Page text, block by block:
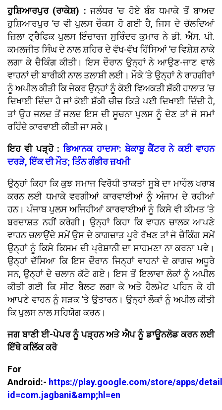
ਹੁਸ਼ਿਆਰਪੁਰ (ਰਾਕੇਸ਼) : ਜਲੰਧਰ ’ਚ ਹੋਏ ਬੰਬ ਧਮਾਕੇ ਤੋਂ ਬਾਅਦ
ਹੁਸ਼ਿਆਰਪੁਰ ’ਚ ਵੀ ਪੁਲਸ ਚੌਕਸ ਹੋ ਗਈ ਹੈ, ਜਿਸ ਦੇ ਚੱਲਦਿਆਂ
ਜ਼ਿਲਾ ਟ੍ਰੈਫਿਕ ਪੁਲਸ ਇੰਚਾਰਜ ਸੁਰਿੰਦਰ ਕੁਮਾਰ ਨੇ ਡੀ. ਐੱਸ. ਪੀ.
ਕਮਲਜੀਤ ਸਿੰਘ ਦੇ ਨਾਲ ਸ਼ਹਿਰ ਦੇ ਵੱਖ-ਵੱਖ ਹਿੱਸਿਆਂ ’ਚ ਵਿਸ਼ੇਸ਼ ਨਾਕੇ
ਲਗਾ ਕੇ ਚੈਕਿੰਗ ਕੀਤੀ। ਇਸ ਦੌਰਾਨ ਉਨ੍ਹਾਂ ਨੇ ਆਉਣ-ਜਾਣ ਵਾਲੇ
ਵਾਹਨਾਂ ਦੀ ਬਾਰੀਕੀ ਨਾਲ ਤਲਾਸ਼ੀ ਲਈ। ਮੌਕੇ ’ਤੇ ਉਨ੍ਹਾਂ ਨੇ ਰਾਹਗੀਰਾਂ
ਨੂੰ ਅਪੀਲ ਕੀਤੀ ਕਿ ਜੇਕਰ ਉਨ੍ਹਾਂ ਨੂੰ ਕੋਈ ਵਿਅਕਤੀ ਸ਼ੱਕੀ ਹਾਲਾਤ ’ਚ
ਦਿਖਾਈ ਦਿੰਦਾ ਹੈ ਜਾਂ ਕੋਈ ਸ਼ੱਕੀ ਚੀਜ਼ ਕਿਤੇ ਪਈ ਦਿਖਾਈ ਦਿੰਦੀ ਹੈ,
ਤਾਂ ਉਹ ਜਲਦ ਤੋਂ ਜਲਦ ਇਸ ਦੀ ਸੂਚਨਾ ਪੁਲਸ ਨੂੰ ਦੇਣ ਤਾਂ ਜੋ ਸਮਾਂ
ਰਹਿੰਦੇ ਕਾਰਵਾਈ ਕੀਤੀ ਜਾ ਸਕੇ।
ਇਹ ਵੀ ਪੜ੍ਹੋ :ਭਿਆਨਕ ਹਾਦਸਾ: ਬੇਕਾਬੂ ਕੈਂਟਰ ਨੇ ਕਈ ਵਾਹਨ
ਦਰੜੇ, ਇੱਕ ਦੀ ਮੌਤ; ਤਿੰਨ ਗੰਭੀਰ ਜ਼ਖਮੀ
ਉਨ੍ਹਾਂ ਕਿਹਾ ਕਿ ਕੁਝ ਸਮਾਜ ਵਿਰੋਧੀ ਤਾਕਤਾਂ ਸੂਬੇ ਦਾ ਮਾਹੌਲ ਖਰਾਬ
ਕਰਨ ਲਈ ਧਮਾਕੇ ਵਰਗੀਆਂ ਕਾਰਵਾਈਆਂ ਨੂੰ ਅੰਜਾਮ ਦੇ ਰਹੀਆਂ
ਹਨ। ਪੰਜਾਬ ਪੁਲਸ ਅਜਿਹੀਆਂ ਕਾਰਵਾਈਆਂ ਨੂੰ ਕਿਸੇ ਵੀ ਕੀਮਤ ’ਤੇ
ਬਰਦਾਸ਼ਤ ਨਹੀਂ ਕਰੇਗੀ। ਉਨ੍ਹਾਂ ਕਿਹਾ ਕਿ ਵਾਹਨ ਚਾਲਕ ਆਪਣੇ
ਵਾਹਨ ਚਲਾਉਂਦੇ ਸਮੇਂ ਉਸ ਦੇ ਕਾਗਜ਼ਾਤ ਪੂਰੇ ਰੱਖਣ ਤਾਂ ਜੋ ਚੈਕਿੰਗ ਸਮੇਂ
ਉਨ੍ਹਾਂ ਨੂੰ ਕਿਸੇ ਕਿਸਮ ਦੀ ਪ੍ਰੇਸ਼ਾਨੀ ਦਾ ਸਾਹਮਣਾ ਨਾ ਕਰਨਾ ਪਵੇ।
ਉਨ੍ਹਾਂ ਦੱਸਿਆ ਕਿ ਇਸ ਦੌਰਾਨ ਜਿਨ੍ਹਾਂ ਵਾਹਨਾਂ ਦੇ ਕਾਗਜ਼ ਅਧੂਰੇ
ਸਨ, ਉਨ੍ਹਾਂ ਦੇ ਚਲਾਨ ਕੱਟੇ ਗਏ। ਇਸ ਤੋਂ ਇਲਾਵਾ ਲੋਕਾਂ ਨੂੰ ਅਪੀਲ
ਕੀਤੀ ਗਈ ਕਿ ਸੀਟ ਬੈਲਟ ਲਗਾ ਕੇ ਅਤੇ ਹੈਲਮੇਟ ਪਹਿਨ ਕੇ ਹੀ
ਆਪਣੇ ਵਾਹਨ ਨੂੰ ਸੜਕ ’ਤੇ ਉਤਾਰਨ। ਉਨ੍ਹਾਂ ਲੋਕਾਂ ਨੂੰ ਅਪੀਲ ਕੀਤੀ
ਕਿ ਪੁਲਸ ਨਾਲ ਸਹਿਯੋਗ ਕਰਨ।
ਜਗ ਬਾਣੀ ਈ-ਪੇਪਰ ਨੂੰ ਪੜ੍ਹਨ ਅਤੇ ਐਪ ਨੂੰ ਡਾਊਨਲੋਡ ਕਰਨ ਲਈ
ਇੱਥੇ ਕਲਿੱਕ ਕਰੋ
For
Android:- https://play.google.com/store/apps/
id=com.jagbani&amp;hl=en